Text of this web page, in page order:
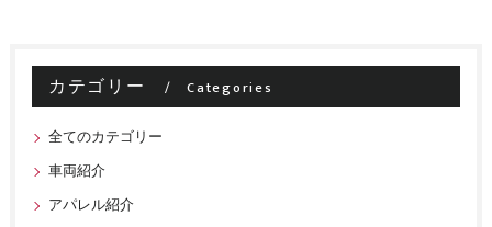
カテゴリー Categories
全てのカテゴリー
車両紹介
アパレル紹介